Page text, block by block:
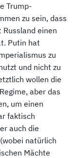
Trump-
zu sein, dass
einen
Putin hat
zu
und nicht zu
wollen die
aber das
um einen
faktisch
auch die
natürlich
Mächte